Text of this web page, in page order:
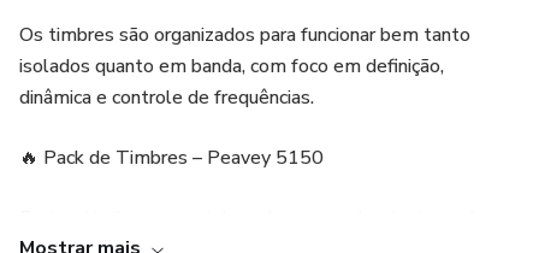
Os timbres são organizados para funcionar bem tanto
isolados quanto em banda, com foco em definição,
dinâmica e controle de frequências.
🔥 Pack de Timbres – Peavey 5150